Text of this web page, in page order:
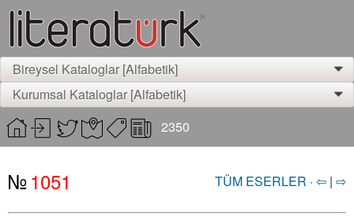
Bireysel Kataloglar [Alfabetik] 0
Kurumsal Kataloglar [Alfabetik] 0
2350
№1051 TÜM ESERLER · ⇦ | ⇨